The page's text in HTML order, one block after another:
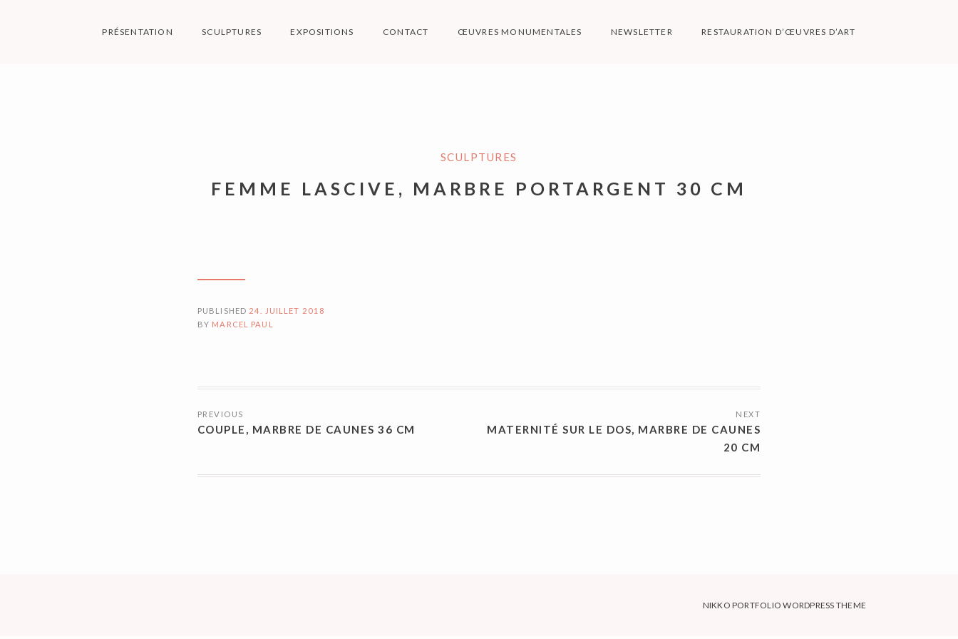
PRÉSENTATION SCULPTURES EXPOSITIONS CONTACT ŒUVRES MONUMENTALES NEWSLETTER RESTAURATION D’ŒUVRES D’ART
SCULPTURES
FEMME LASCIVE, MARBRE PORTARGENT 30 CM
PUBLISHED 24. JUILLET 2018
BY MARCEL PAUL
DES
PREVIOUS
COUPLE, MARBRE DE CAUNES 36 CM
NEXT
MATERNITÉ SUR LE DOS, MARBRE DE CAUNES
20 CM
NIKKO PORTFOLIO WORDPRESS THEME